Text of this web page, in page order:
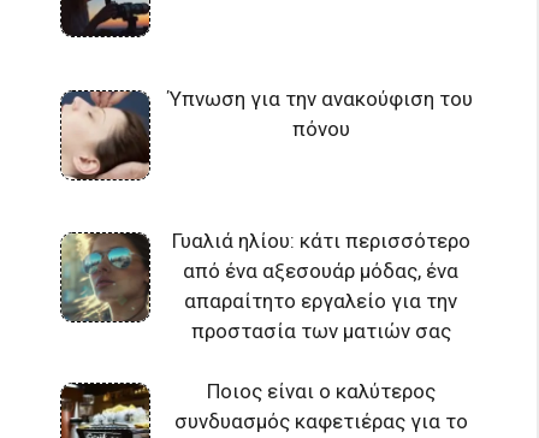
Ύπνωση για την ανακούφιση του
πόνου
Γυαλιά ηλίου: κάτι περισσότερο
από ένα αξεσουάρ μόδας, ένα
απαραίτητο εργαλείο για την
προστασία των ματιών σας
Ποιος είναι ο καλύτερος
συνδυασμός καφετιέρας για το